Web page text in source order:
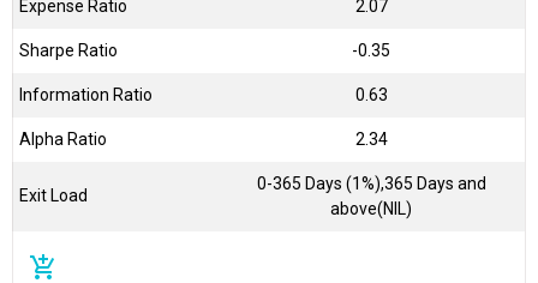
Expense Ratio 2.07
Sharpe Ratio -0.35
Information Ratio 0.63
Alpha Ratio 2.34
Exit Load
0-365 Days (1%),365 Days and
above(NIL)
add_shopping_cart